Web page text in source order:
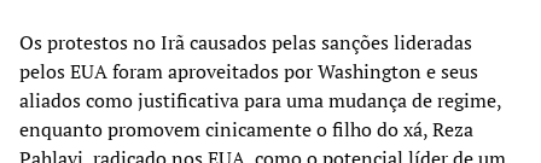
Os protestos no Irã causados pelas sanções lideradas
pelos EUA foram aproveitados por Washington e seus
aliados como justificativa para uma mudança de regime,
enquanto promovem cinicamente o filho do xá, Reza